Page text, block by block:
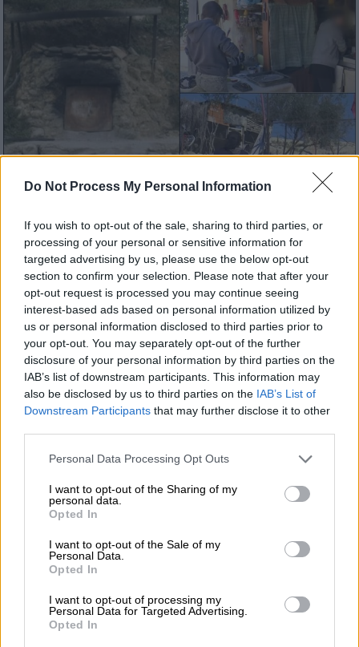
Do Not Process My Personal Information
If you wish to opt-out of the sale, sharing to third parties, or
processing of your personal or sensitive information for
targeted advertising by us, please use the below opt-out
section to confirm your selection. Please note that after your
opt-out request is processed you may continue seeing
interest-based ads based on personal information utilized by
us or personal information disclosed to third parties prior to
your opt-out. You may separately opt-out of the further
disclosure of your personal information by third parties on the
IAB’s list of downstream participants. This information may
also be disclosed by us to third parties on the IAB’s List of
Downstream Participants that may further disclose it to other
Please note that this website/app uses one or more Google
not limited to your visit or usage behaviour. You may click to
grant or deny consent to Google and its third-party tags to
use your data for below specified purposes in below Google
consent section.
Personal Data Processing Opt Outs
I want to opt-out of the Sharing of my
personal data.
Opted In
I want to opt-out of the Sale of my
Personal Data.
Opted In
I want to opt-out of processing my
Personal Data for Targeted Advertising.
Opted In
Ελλάδα|18.02.2024 11:06
Προσήχθη ο 47χρονος που ζει με την
οικογένειά του στα λαγούμια - Άφαντα
τα παιδιά
Μετά την αστυνομική επιχείρηση - Τι
υποστηρίζει ο δικηγόρος του